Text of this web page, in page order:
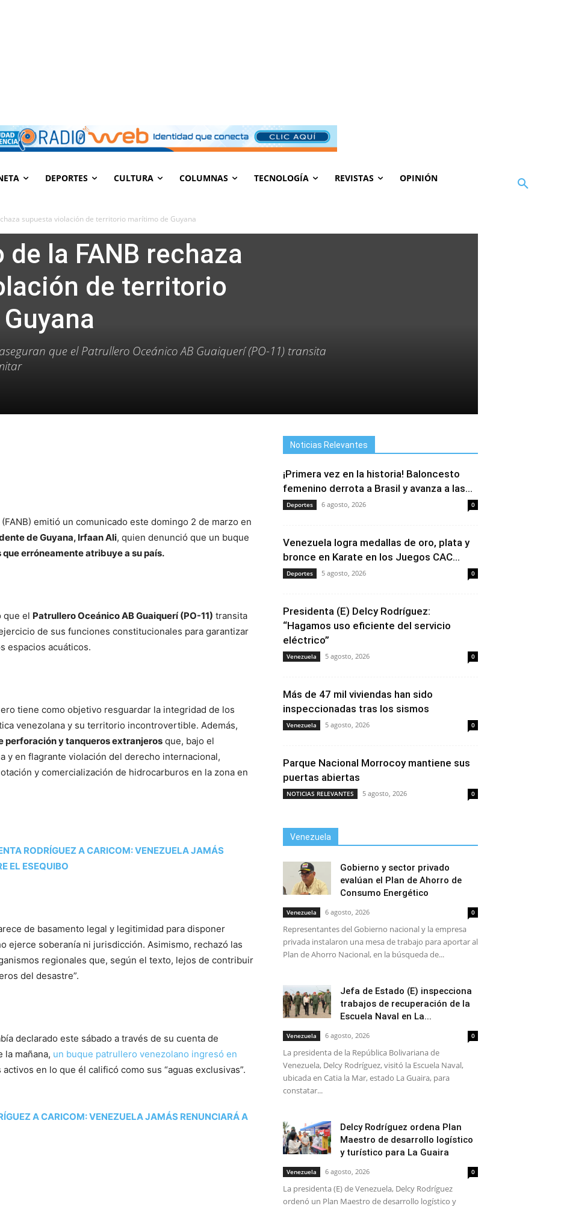
DEPORTES CULTURA COLUMNAS TECNOLOGÍA REVISTAS OPINIÓN
supuesta violación de territorio marítimo de Guyana
la FANB rechaza
de territorio
que el Patrullero Oceánico AB Guaiquerí (PO-11) transita
emitió un comunicado este domingo 2 de marzo en
de Guyana, Irfaan Ali, quien denunció que un buque
que erróneamente atribuye a su país.
que el Patrullero Oceánico AB Guaiquerí (PO-11) transita
de sus funciones constitucionales para garantizar
espacios acuáticos.
tiene como objetivo resguardar la integridad de los
venezolana y su territorio incontrovertible. Además,
perforación y tanqueros extranjeros que, bajo el
y en flagrante violación del derecho internacional,
y comercialización de hidrocarburos en la zona en
RODRÍGUEZ A CARICOM: VENEZUELA JAMÁS
EL ESEQUIBO
de basamento legal y legitimidad para disponer
ejerce soberanía ni jurisdicción. Asimismo, rechazó las
regionales que, según el texto, lejos de contribuir
del desastre”.
declarado este sábado a través de su cuenta de
la mañana, un buque patrullero venezolano ingresó en
en lo que él calificó como sus “aguas exclusivas”.
A CARICOM: VENEZUELA JAMÁS RENUNCIARÁ A
Noticias Relevantes
¡Primera vez en la historia! Baloncesto
femenino derrota a Brasil y avanza a las...
Deportes 6 agosto, 2026 0
Venezuela logra medallas de oro, plata y
bronce en Karate en los Juegos CAC...
Deportes 5 agosto, 2026 0
Presidenta (E) Delcy Rodríguez:
“Hagamos uso eficiente del servicio
eléctrico”
Venezuela 5 agosto, 2026 0
Más de 47 mil viviendas han sido
inspeccionadas tras los sismos
Venezuela 5 agosto, 2026 0
Parque Nacional Morrocoy mantiene sus
puertas abiertas
NOTICIAS RELEVANTES 5 agosto, 2026 0
Venezuela
Gobierno y sector privado
evalúan el Plan de Ahorro de
Consumo Energético
Venezuela 6 agosto, 2026 0
Representantes del Gobierno nacional y la empresa
privada instalaron una mesa de trabajo para aportar al
Plan de Ahorro Nacional, en la búsqueda de...
Jefa de Estado (E) inspecciona
trabajos de recuperación de la
Escuela Naval en La...
Venezuela 6 agosto, 2026 0
La presidenta de la República Bolivariana de
Venezuela, Delcy Rodríguez, visitó la Escuela Naval,
ubicada en Catia la Mar, estado La Guaira, para
constatar...
Delcy Rodríguez ordena Plan
Maestro de desarrollo logístico
y turístico para La Guaira
Venezuela 6 agosto, 2026 0
La presidenta (E) de Venezuela, Delcy Rodríguez
ordenó un Plan Maestro de desarrollo logístico y